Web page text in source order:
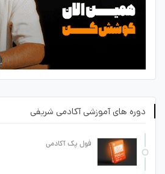
دوره های آموزشی آکادمی شریفی
فول پک آکادمی